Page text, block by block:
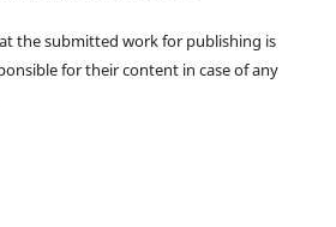
the submitted work for publishing is
for their content in case of any